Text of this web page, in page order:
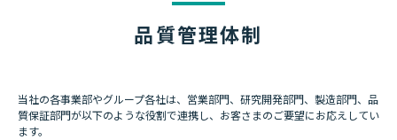
品質管理体制
当社の各事業部やグループ各社は、営業部門、研究開発部門、製造部門、品
質保証部門が以下のような役割で連携し、お客さまのご要望にお応えしてい
ます。